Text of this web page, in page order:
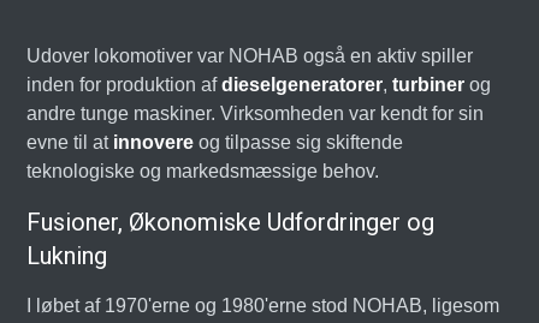
Udover lokomotiver var NOHAB også en aktiv spiller
inden for produktion afdieselgeneratorer,turbiner og
andre tunge maskiner. Virksomheden var kendt for sin
evne til at innovere og tilpasse sig skiftende
teknologiske og markedsmæssige behov.
Fusioner, Økonomiske Udfordringer og
Lukning
I løbet af 1970'erne og 1980'erne stod NOHAB, ligesom